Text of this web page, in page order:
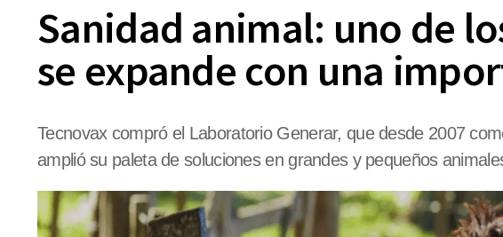
Sanidad animal: uno de
se expande con una
Tecnovax compró el Laboratorio Generar, que desde 2007
amplió su paleta de soluciones en grandes y pequeños